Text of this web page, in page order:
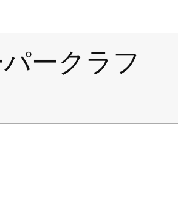
ークラフ